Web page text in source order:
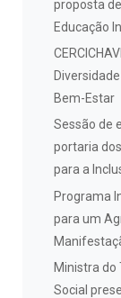
proposta
Educação
Bem-Estar
Sessão de
portaria
para a
Programa
para um
Ministra do
Social